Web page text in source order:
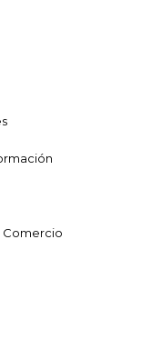
Comercio